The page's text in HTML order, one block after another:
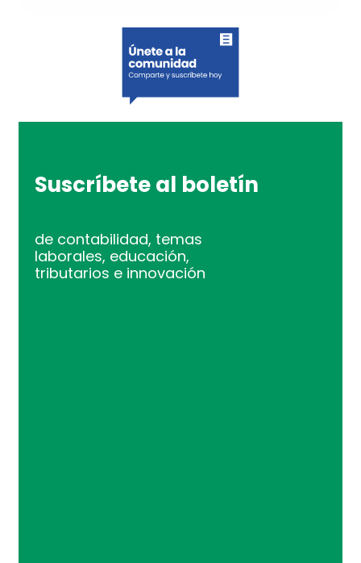
Suscríbete al boletín
de contabilidad, temas
laborales, educación,
tributarios e innovación